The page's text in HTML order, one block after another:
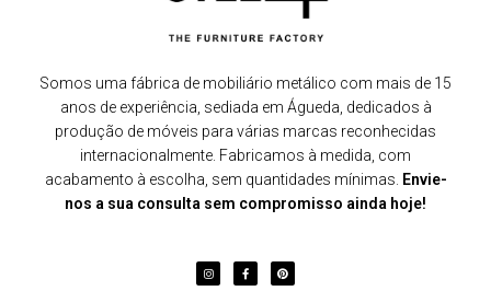
Somos uma fábrica de mobiliário metálico com mais de 15
anos de experiência, sediada em Águeda, dedicados à
produção de móveis para várias marcas reconhecidas
internacionalmente. Fabricamos à medida, com
acabamento à escolha, sem quantidades mínimas. Envie-
nos a sua consulta sem compromisso ainda hoje!